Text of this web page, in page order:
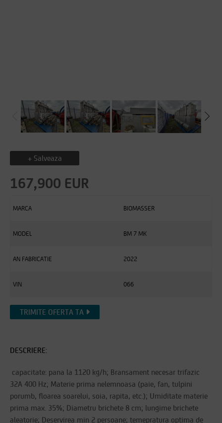
+ Salveaza
167,900 EUR
MARCA BIOMASSER
MODEL BM 7 MK
AN FABRICATIE 2022
VIN 066
TRIMITE OFERTA TA
DESCRIERE:
capacitate: pana la 1120 kg/h; Bransament necesar trifazic
32A 400 Hz; Materie prima nelemnoasa (paie, fan, tulpini
porumb, floarea soarelui, soia, rapita, etc.); Umiditate materie
prima max. 35%; Diametru brichete 8 cm; lungime brichete
aleatorie; Deservirea min 2 persoane; temepratura optima de